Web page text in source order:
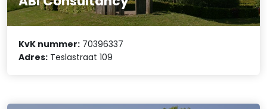
KvK nummer: 70396337
Adres: Teslastraat 109